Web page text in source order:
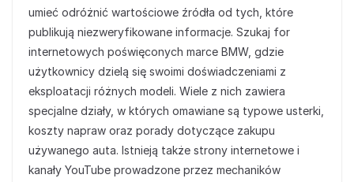
umieć odróżnić wartościowe źródła od tych, które
publikują niezweryfikowane informacje. Szukaj for
internetowych poświęconych marce BMW, gdzie
użytkownicy dzielą się swoimi doświadczeniami z
eksploatacji różnych modeli. Wiele z nich zawiera
specjalne działy, w których omawiane są typowe usterki,
koszty napraw oraz porady dotyczące zakupu
używanego auta. Istnieją także strony internetowe i
kanały YouTube prowadzone przez mechaników